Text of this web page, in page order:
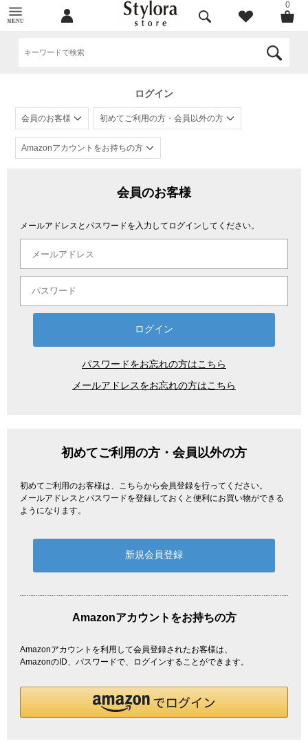
0
ログイン
会員のお客様 初めてご利用の方・会員以外の方
Amazonアカウントをお持ちの方
会員のお客様
メールアドレスとパスワードを入力してログインしてください。
パスワードをお忘れの方はこちら
メールアドレスをお忘れの方はこちら
初めてご利用の方・会員以外の方
初めてご利用のお客様は、こちらから会員登録を行ってください。
メールアドレスとパスワードを登録しておくと便利にお買い物ができる
ようになります。
Amazonアカウントをお持ちの方
Amazonアカウントを利用して会員登録されたお客様は、
AmazonのID、パスワードで、ログインすることができます。